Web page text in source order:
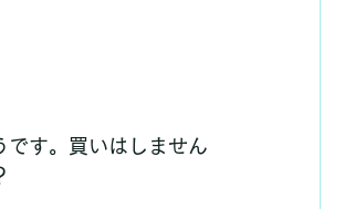
です。買いはしません